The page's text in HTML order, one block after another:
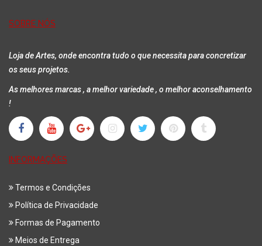
SOBRE NÓS
Loja de Artes, onde encontra tudo o que necessita para concretizar
os seus projetos.
As melhores marcas , a melhor variedade , o melhor aconselhamento
!
INFORMAÇÕES
Termos e Condições
Política de Privacidade
Formas de Pagamento
Meios de Entrega